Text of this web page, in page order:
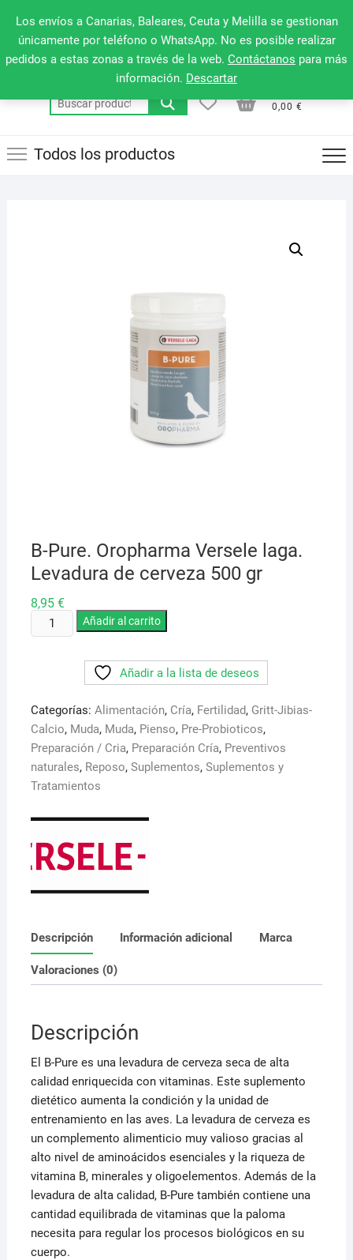
Los envíos a Canarias, Baleares, Ceuta y Melilla se gestionan
únicamente por teléfono o WhatsApp. No es posible realizar
pedidos a estas zonas a través de la web. Contáctanos para más
información. Descartar
contenido
660 079 911
de
la
Buscar
por:
0,00 €
Todos los productos
B-Pure. Oropharma Versele laga.
Levadura de cerveza 500 gr
8,95 €
Pure.
Levadura
de
cerveza
500
gr
Añadir al carrito
Añadir a la lista de deseos
Categorías: Alimentación, Cría, Fertilidad, Gritt-Jibias-
Calcio, Muda, Muda, Pienso, Pre-Probioticos,
Preparación / Cria, Preparación Cría, Preventivos
naturales, Reposo, Suplementos, Suplementos y
Tratamientos
Descripción Información adicional Marca
Valoraciones (0)
Descripción
El B-Pure es una levadura de cerveza seca de alta
calidad enriquecida con vitaminas. Este suplemento
dietético aumenta la condición y la unidad de
entrenamiento en las aves. La levadura de cerveza es
un complemento alimenticio muy valioso gracias al
alto nivel de aminoácidos esenciales y la riqueza de
vitamina B, minerales y oligoelementos. Además de la
levadura de alta calidad, B-Pure también contiene una
cantidad equilibrada de vitaminas que la paloma
necesita para regular los procesos biológicos en su
cuerpo.